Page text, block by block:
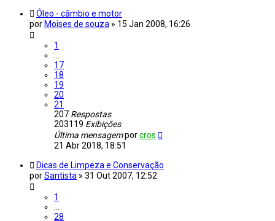
Óleo - câmbio e motor
por Moises de souza » 15 Jan 2008, 16:26
1
…
17
18
19
20
21
207 Respostas
203119 Exibições
Última mensagemporcros
21 Abr 2018, 18:51
Dicas de Limpeza e Conservação
porSantista » 31 Out 2007, 12:52
1
…
28